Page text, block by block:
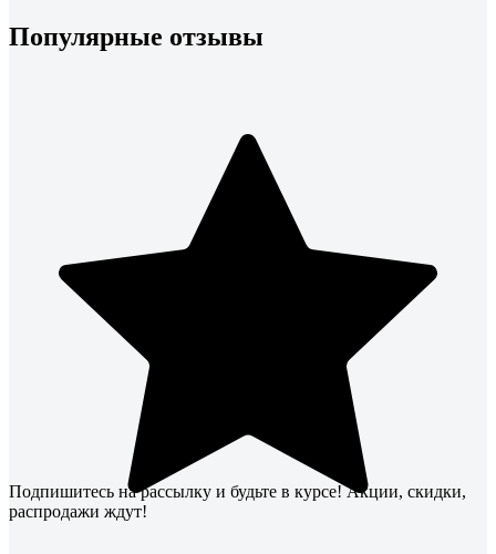
Популярные отзывы
Подпишитесь на рассылку и будьте в курсе! Акции, скидки,
распродажи ждут!